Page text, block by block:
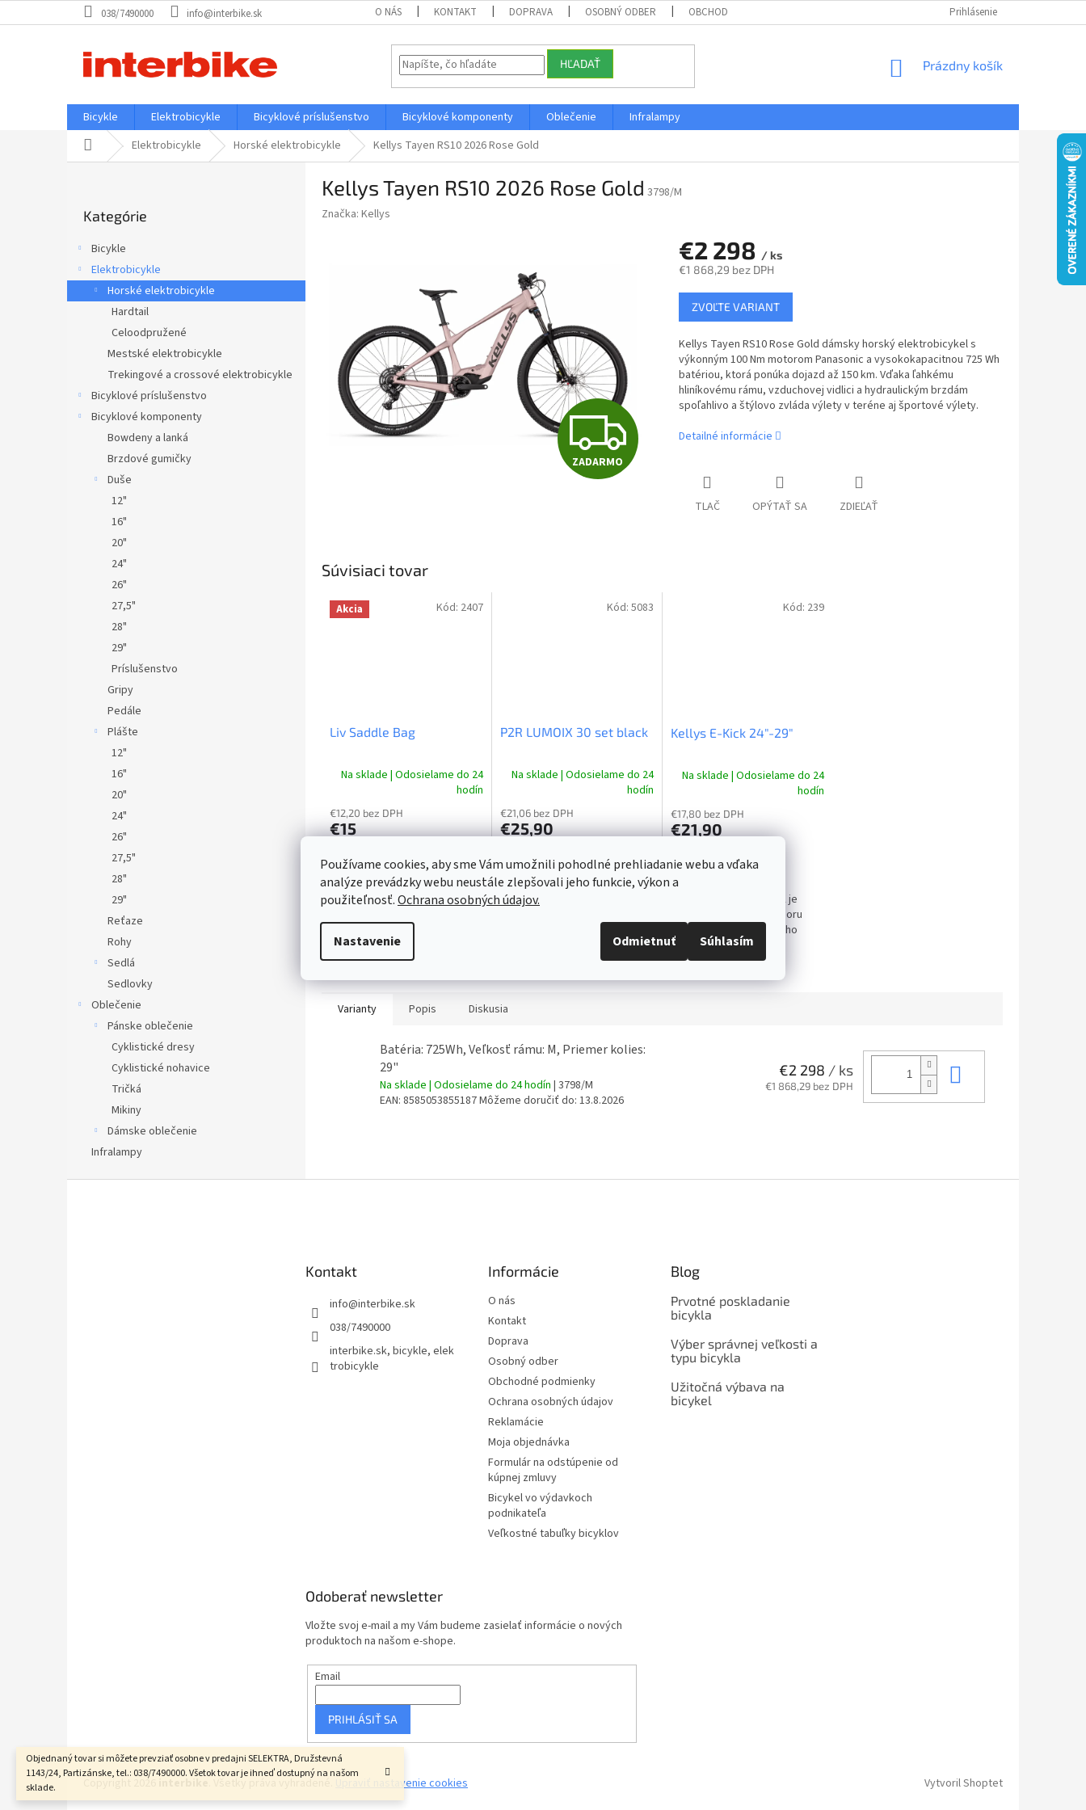
Používame cookies, aby sme Vám umožnili pohodlné prehliadanie webu a vďaka
analýze prevádzky webu neustále zlepšovali jeho funkcie, výkon a
použiteľnosť.Ochrana osobných údajov.
Nastavenie Odmietnuť Súhlasím
na
Objednaný tovar si môžete prevziať osobne v predajni SELEKTRA, Družstevná
1143/24, Partizánske, tel.: 038/7490000. Všetok tovar je ihneď dostupný na našom
sklade.
038/7490000 info@interbike.sk O NÁS KONTAKT DOPRAVA OSOBNÝ ODBER OBCHODNÉ PODMIENKY OCHRANA OSOBNÝCH ÚDAJOV REKLAMÁCIE
Prihlásenie
HĽADAŤ
NÁKUPNÝ
Prázdny košík
Bicykle Elektrobicykle Bicyklové príslušenstvo Bicyklové komponenty Oblečenie
Infralampy
DomovElektrobicykle Horské elektrobicykle Kellys Tayen RS10 2026 Rose Gold
a
kategórie
Kategórie
Bicykle
Elektrobicykle
Horské elektrobicykle
Hardtail
Celoodpružené
Mestské elektrobicykle
Trekingové a crossové elektrobicykle
Bicyklové príslušenstvo
Bicyklové komponenty
Bowdeny a lanká
Brzdové gumičky
Duše
12"
16"
20"
24"
26"
27,5"
28"
29"
Príslušenstvo
Gripy
Pedále
Plášte
12"
16"
20"
24"
26"
27,5"
28"
29"
Reťaze
Rohy
Sedlá
Sedlovky
Oblečenie
Pánske oblečenie
Cyklistické dresy
Cyklistické nohavice
Tričká
Mikiny
Dámske oblečenie
Infralampy
Kellys Tayen RS10 2026 Rose Gold 3798/M
Značka: Kellys
Z
A
A
M
O
ZADARMO
€2 298 / ks
€1 868,29 bez DPH
Jednotková
cena:
ZVOĽTE VARIANT
Kellys Tayen RS10 Rose Gold dámsky horský elektrobicykel s
výkonným 100 Nm motorom Panasonic a vysokokapacitnou 725 Wh
batériou, ktorá ponúka dojazd až 150 km. Vďaka ľahkému
hliníkovému rámu, vzduchovej vidlici a hydraulickým brzdám
spoľahlivo a štýlovo zvláda výlety v teréne aj športové výlety.
Detailné informácie
TLAČ OPÝTAŤ SA ZDIEĽAŤ
Súvisiaci tovar
Akcia
Liv Saddle Bag
Na sklade | Odosielame do 24
hodín
€12,20 bez DPH
€15
Do košíka
Kompaktná podsedlová
Kód: 2407
P2R LUMOIX 30 set black
Na sklade | Odosielame do 24
hodín
€21,06 bez DPH
€25,90
Do košíka
Set osvetlenia LUMOIX 30 je
ktorí chcú byť na ceste dobre
videní a zároveň mať svetlo
dostatočne silné na jazdu v
Kód: 5083
Kellys E-Kick 24"-29"
Na sklade | Odosielame do 24
hodín
€17,80 bez DPH
€21,90
Do košíka
Zadný stojan KLS E-KICK je
dostatočne silný pre oporu
naloženého Trekingového
bicykla alebo E-Biku.
Nastaviteľný bez nutnosti
použiť náradie sa hodí na
Kód: 239
Varianty Popis Diskusia
Batéria: 725Wh, Veľkosť rámu: M, Priemer kolies:
29"
Na sklade | Odosielame do 24 hodín | 3798/M
EAN: 8585053855187Môžeme doručiť do: 13.8.2026
€2 298 / ks
€1 868,29 bez DPH
Kontakt
info@interbike.sk
038/7490000
interbike.sk, bicykle, elek
trobicykle
Informácie
O nás
Kontakt
Doprava
Osobný odber
Obchodné podmienky
Ochrana osobných údajov
Reklamácie
Moja objednávka
Formulár na odstúpenie od
kúpnej zmluvy
Bicykel vo výdavkoch
podnikateľa
Veľkostné tabuľky bicyklov
Blog
Prvotné poskladanie
bicykla
Výber správnej veľkosti a
typu bicykla
Užitočná výbava na
bicykel
Odoberať newsletter
Vložte svoj e-mail a my Vám budeme zasielať informácie o nových
produktoch na našom e-shope.
Email
PRIHLÁSIŤ SA
Vytvoril Shoptet
Copyright 2026 Upraviť nastavenie cookies